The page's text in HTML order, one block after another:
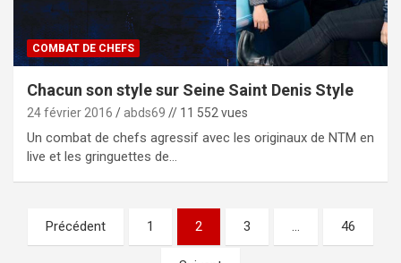
COMBAT DE CHEFS
Chacun son style sur Seine Saint Denis Style
24 février 2016 abds69 // 11 552 vues
Un combat de chefs agressif avec les originaux de NTM en
live et les gringuettes de…
Pagination
des
Précédent 1 2 3 … 46